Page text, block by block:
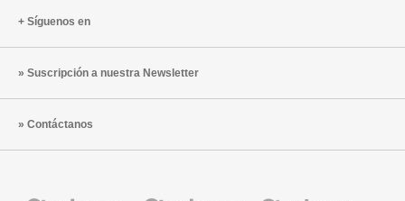
Síguenos en
Suscripción a nuestra Newsletter
Contáctanos